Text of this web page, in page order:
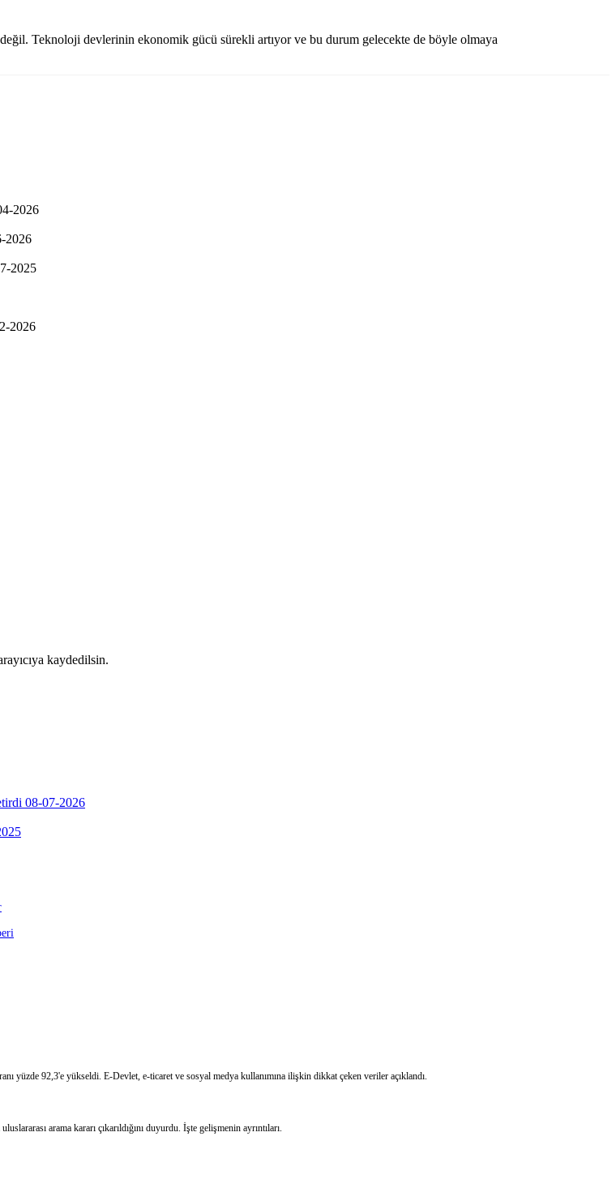
Teknoloji devlerinin ekonomik gücü sürekli artıyor ve bu durum gelecekte de böyle olmaya
2026
2026
2025
2026
kaydedilsin.
08-07-2026
yüzde 92,3'e yükseldi. E-Devlet, e-ticaret ve sosyal medya kullanımına ilişkin dikkat çeken veriler açıklandı.
arama kararı çıkarıldığını duyurdu. İşte gelişmenin ayrıntıları.